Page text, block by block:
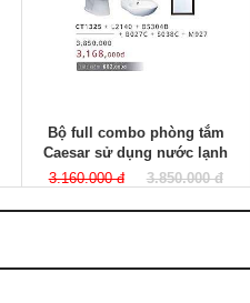
Bộ full combo phòng tắm
Caesar sử dụng nước lạnh
3.160.000 đ
3.850.000 đ